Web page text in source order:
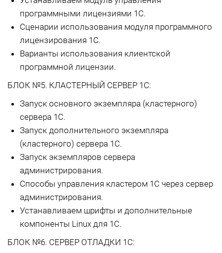
программными лицензиями 1С.
Сценарии использования модуля программного
лицензирования 1С.
Варианты использования клиентской
программной лицензии.
БЛОК №5. КЛАСТЕРНЫЙ СЕРВЕР 1С:
Запуск основного экземпляра (кластерного)
сервера 1С.
Запуск дополнительного экземпляра
(кластерного) сервера 1С.
Запуск экземпляров сервера
администрирования.
Способы управления кластером 1С через сервер
администрирования.
Устанавливаем шрифты и дополнительные
компоненты Linux для 1С.
БЛОК №6. СЕРВЕР ОТЛАДКИ 1С: